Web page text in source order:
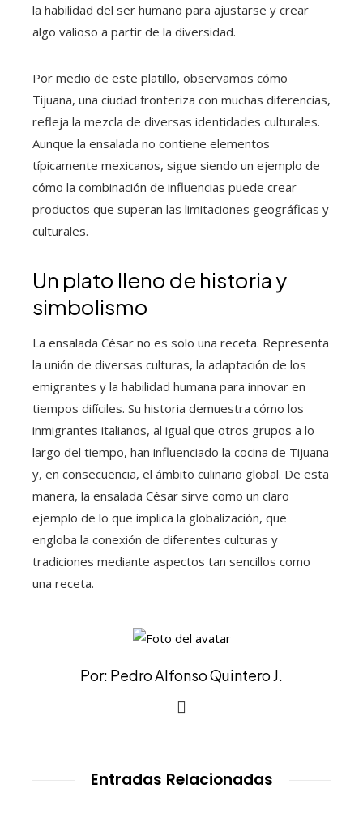
la habilidad del ser humano para ajustarse y crear
algo valioso a partir de la diversidad.
Por medio de este platillo, observamos cómo
Tijuana, una ciudad fronteriza con muchas diferencias,
refleja la mezcla de diversas identidades culturales.
Aunque la ensalada no contiene elementos
típicamente mexicanos, sigue siendo un ejemplo de
cómo la combinación de influencias puede crear
productos que superan las limitaciones geográficas y
culturales.
Un plato lleno de historia y
simbolismo
La ensalada César no es solo una receta. Representa
la unión de diversas culturas, la adaptación de los
emigrantes y la habilidad humana para innovar en
tiempos difíciles. Su historia demuestra cómo los
inmigrantes italianos, al igual que otros grupos a lo
largo del tiempo, han influenciado la cocina de Tijuana
y, en consecuencia, el ámbito culinario global. De esta
manera, la ensalada César sirve como un claro
ejemplo de lo que implica la globalización, que
engloba la conexión de diferentes culturas y
tradiciones mediante aspectos tan sencillos como
una receta.
Por: Pedro Alfonso Quintero J.
Entradas Relacionadas